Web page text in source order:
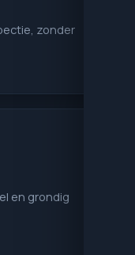
zonder
en grondig